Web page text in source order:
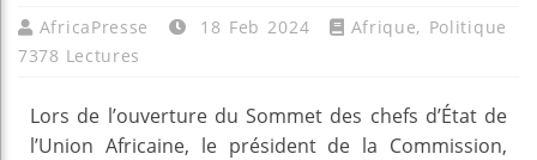
AfricaPresse 18 Feb 2024 Afrique, Politique
7378 Lectures
Lors de l’ouverture du Sommet des chefs d’État de
l’Union Africaine, le président de la Commission,